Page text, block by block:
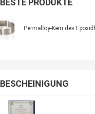
BESTE PRODUKTE
Permalloy-Kern des
BESCHEINIGUNG